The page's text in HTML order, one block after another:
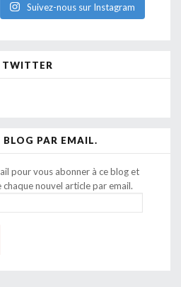
Suivez-nous sur Instagram
TWITTER
PAR EMAIL.
pour vous abonner à ce blog et
nouvel article par email.